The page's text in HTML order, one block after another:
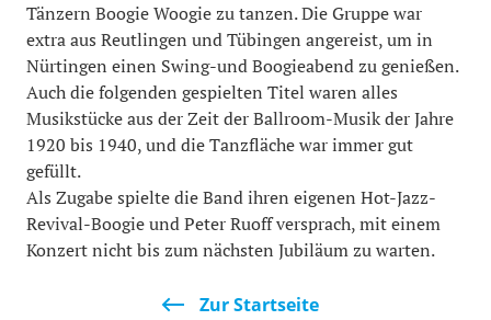
Tänzern Boogie Woogie zu tanzen. Die Gruppe war
extra aus Reutlingen und Tübingen angereist, um in
Nürtingen einen Swing-und Boogieabend zu genießen.
Auch die folgenden gespielten Titel waren alles
Musikstücke aus der Zeit der Ballroom-Musik der Jahre
1920 bis 1940, und die Tanzfläche war immer gut
gefüllt.
Als Zugabe spielte die Band ihren eigenen Hot-Jazz-
Revival-Boogie und Peter Ruoff versprach, mit einem
Konzert nicht bis zum nächsten Jubiläum zu warten.
Zur Startseite